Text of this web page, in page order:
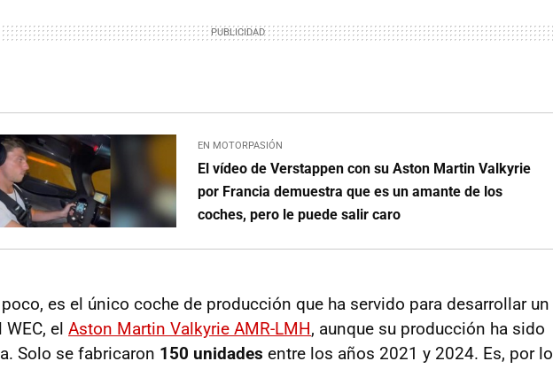
EN MOTORPASIÓN
El vídeo de Verstappen con su Aston Martin Valkyrie
por Francia demuestra que es un amante de los
coches, pero le puede salir caro
es el único coche de producción que ha servido para desarrollar un
el Aston Martin Valkyrie AMR-LMH, aunque su producción ha sido
Solo se fabricaron 150 unidades entre los años 2021 y 2024. Es, por lo